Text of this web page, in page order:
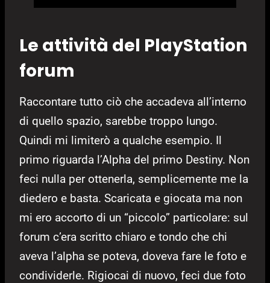
Le attività del PlayStation
forum
Raccontare tutto ciò che accadeva all’interno
di quello spazio, sarebbe troppo lungo.
Quindi mi limiterò a qualche esempio. Il
primo riguarda l’Alpha del primo Destiny. Non
feci nulla per ottenerla, semplicemente me la
diedero e basta. Scaricata e giocata ma non
mi ero accorto di un “piccolo” particolare: sul
forum c’era scritto chiaro e tondo che chi
aveva l’alpha se poteva, doveva fare le foto e
condividerle. Rigiocai di nuovo, feci due foto